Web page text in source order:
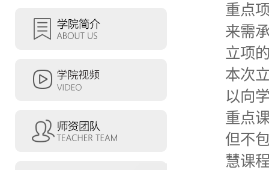
重点
来需
立项
本次
以向
重点
但不
慧课